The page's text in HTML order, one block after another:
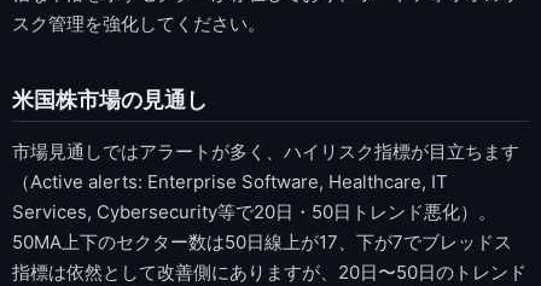
スク管理を強化してください。
米国株市場の見通し
市場見通しではアラートが多く、ハイリスク指標が目立ちます
（Active alerts: Enterprise Software, Healthcare, IT
Services, Cybersecurity等で20日・50日トレンド悪化）。
50MA上下のセクター数は50日線上が17、下が7でブレッドス
指標は依然として改善側にありますが、20日〜50日のトレンド